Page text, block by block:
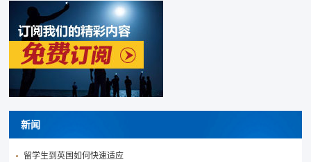
新闻
留学生到英国如何快速适应